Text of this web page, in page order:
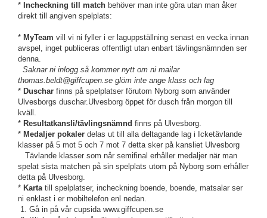
* Incheckning till match behöver man inte göra utan man åker
direkt till angiven spelplats:
* MyTeam vill vi ni fyller i er laguppställning senast en vecka innan
avspel, inget publiceras offentligt utan enbart tävlingsnämnden ser
denna.
Saknar ni inlogg så kommer nytt om ni mailar
thomas.beldt@giffcupen.se glöm inte ange klass och lag
* Duschar finns på spelplatser förutom Nyborg som använder
Ulvesborgs duschar.Ulvesborg öppet för dusch från morgon till
kväll.
* Resultatkansli/tävlingsnämnd finns på Ulvesborg.
* Medaljer pokaler delas ut till alla deltagande lag i Icketävlande
klasser på 5 mot 5 och 7 mot 7 detta sker på kansliet Ulvesborg
Tävlande klasser som når semifinal erhåller medaljer när man
spelat sista matchen på sin spelplats utom på Nyborg som erhåller
detta på Ulvesborg.
* Karta till spelplatser, incheckning boende, boende, matsalar ser
ni enklast i er mobiltelefon enl nedan.
1. Gå in på vår cupsida www.giffcupen.se